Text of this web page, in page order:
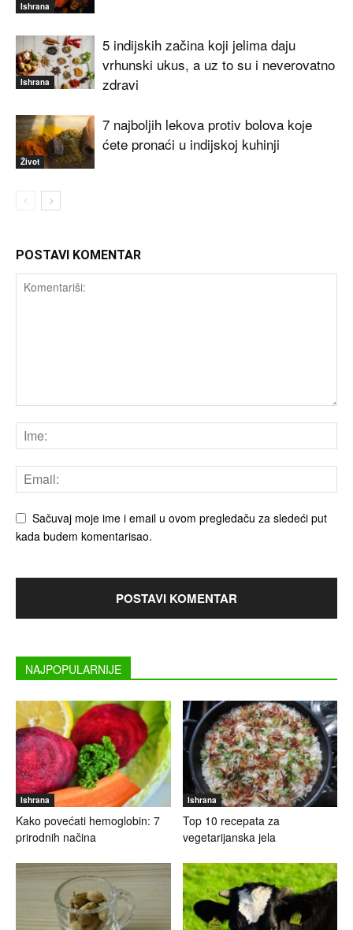
Ishrana
Ishrana
5 indijskih začina koji jelima daju
vrhunski ukus, a uz to su i neverovatno
zdravi
Život
7 najboljih lekova protiv bolova koje
ćete pronaći u indijskoj kuhinji
POSTAVI KOMENTAR
Sačuvaj moje ime i email u ovom pregledaču za sledeći put
kada budem komentarisao.
NAJPOPULARNIJE
Ishrana
Kako povećati hemoglobin: 7
prirodnih načina
Ishrana
Top 10 recepata za
vegetarijanska jela